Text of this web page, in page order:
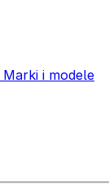
Marki i modele